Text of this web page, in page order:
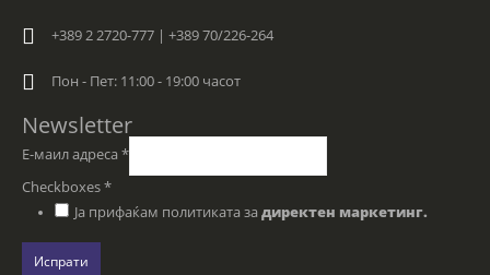
+389 2 2720-777 | +389 70/226-264
Пон - Пет: 11:00 - 19:00 часот
Newsletter
Е-маил адреса *
Checkboxes*
Ја прифаќам политиката за директен маркетинг.
Испрати